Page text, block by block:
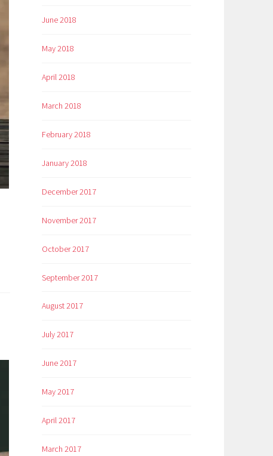
June 2018
May 2018
April 2018
March 2018
February 2018
January 2018
December 2017
November 2017
October 2017
September 2017
August 2017
July 2017
June 2017
May 2017
April 2017
March 2017